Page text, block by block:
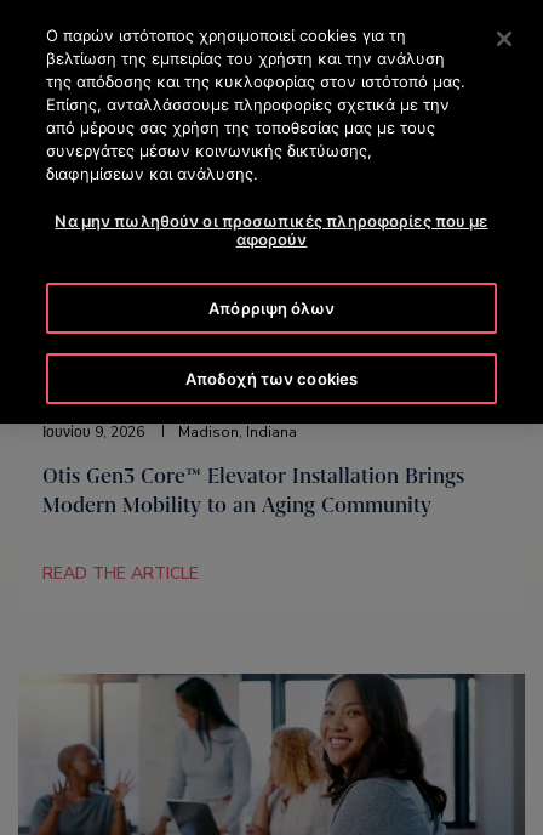
Πατήστε Enter για μετάβαση στο Κυρίως περιεχόμενο
ΑΝΑΖΉΤΗΣΗ
Ιουνίου 9, 2026 Madison, Indiana
Otis Gen3 Core™ Elevator Installation Brings
Modern Mobility to an Aging Community
READ THE ARTICLE
Ο παρών ιστότοπος χρησιμοποιεί cookies για τη
βελτίωση της εμπειρίας του χρήστη και την ανάλυση
της απόδοσης και της κυκλοφορίας στον ιστότοπό μας.
Επίσης, ανταλλάσσουμε πληροφορίες σχετικά με την
από μέρους σας χρήση της τοποθεσίας μας με τους
συνεργάτες μέσων κοινωνικής δικτύωσης,
διαφημίσεων και ανάλυσης.
Να μην πωληθούν οι προσωπικές πληροφορίες που με
αφορούν
Απόρριψη όλων
Αποδοχή των cookies